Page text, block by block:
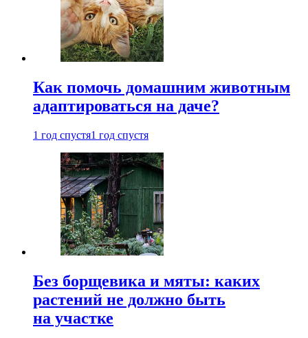
Как помочь домашним животным
адаптироваться на даче?
1 год спустя1 год спустя
Без борщевика и мяты: каких
растений не должно быть
на участке